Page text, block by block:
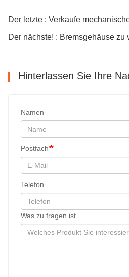
Der letzte : Verkaufe
Der nächste! : Bremsgehäuse zu
Hinterlassen Sie Ihre
Namen
Postfach
Telefon
Was zu fragen ist